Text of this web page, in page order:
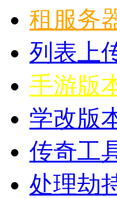
租服务
列表上
手游版
学改版
传奇工
处理劫